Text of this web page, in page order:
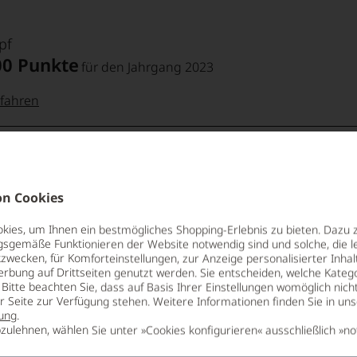
Cookies
um Ihnen ein bestmögliches Shopping-Erlebnis zu bieten. Dazu
Funktionieren der Website notwendig sind und solche, die
für Komforteinstellungen, zur Anzeige personalisierter
auf Drittseiten genutzt werden. Sie entscheiden, welche
beachten Sie, dass auf Basis Ihrer Einstellungen womöglich
Seite zur Verfügung stehen. Weitere Informationen finden Sie in
.
wählen Sie unter »Cookies konfigurieren« ausschließlich
Punkte für den Jahrgang 2023
Punkte:
Punkte
und
BIO KENNZEICHNUNG